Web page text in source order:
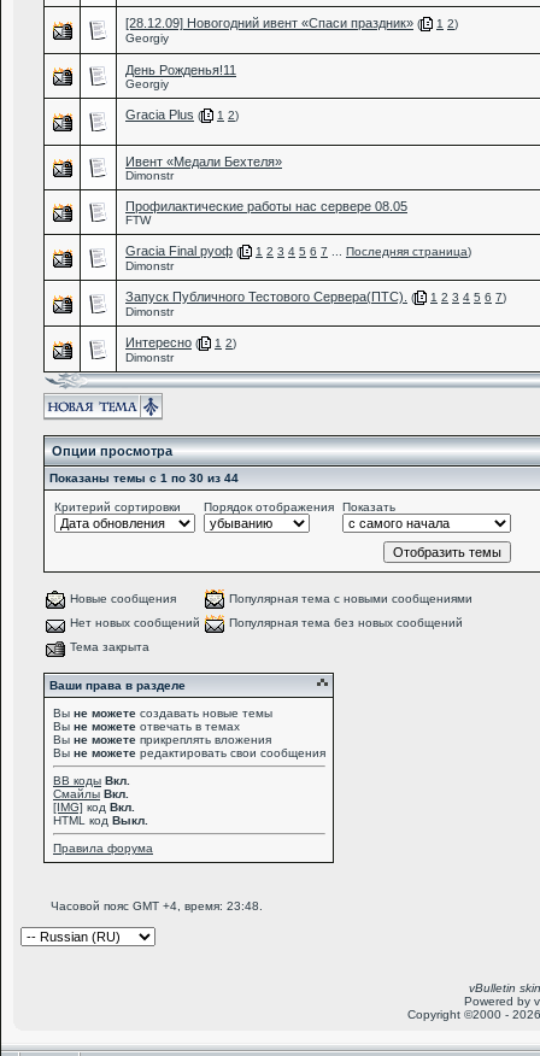
[28.12.09] Новогодний ивент «Спаси праздник» ( 1 2)
Georgiy
День Рожденья!11
Georgiy
Gracia Plus ( 1 2)
Ивент «Медали Бехтеля»
Dimonstr
Профилактические работы нас сервере 08.05
FTW
Gracia Final руоф ( 1 2 3 4 5 6 7 Последняя страница)
Dimonstr
Запуск Публичного Тестового Сервера(ПТС). ( 1 2 3 4 5 6 7)
Dimonstr
Интересно ( 1 2)
Dimonstr
Опции просмотра
Показаны темы с 1 по 30 из 44
Критерий сортировки Порядок отображения Показать
Новые сообщения
Популярная тема с новыми сообщениями
Нет новых сообщений
Популярная тема без новых сообщений
Тема закрыта
Ваши права в разделе
Вы не можете создавать новые темы
Вы не можете отвечать в темах
Вы не можете прикреплять вложения
Вы не можете редактировать свои сообщения
BB коды Вкл.
Смайлы Вкл.
[IMG] код Вкл.
HTML код Выкл.
Правила форума
Часовой пояс GMT +4, время: 23:48
vBulletin
Powered by
Copyright ©2000 -